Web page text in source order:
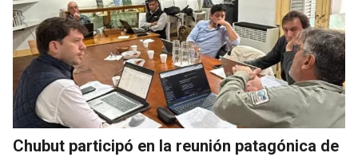
Chubut participó en la reunión patagónica de